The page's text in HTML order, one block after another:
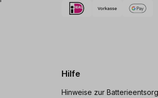
Hilfe
Hinweise zur